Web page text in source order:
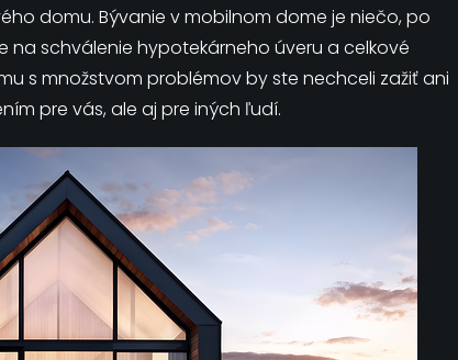
domu. Bývanie v mobilnom dome je niečo, po
na schválenie hypotekárneho úveru a celkové
s množstvom problémov by ste nechceli zažiť ani
pre vás, ale aj pre iných ľudí.